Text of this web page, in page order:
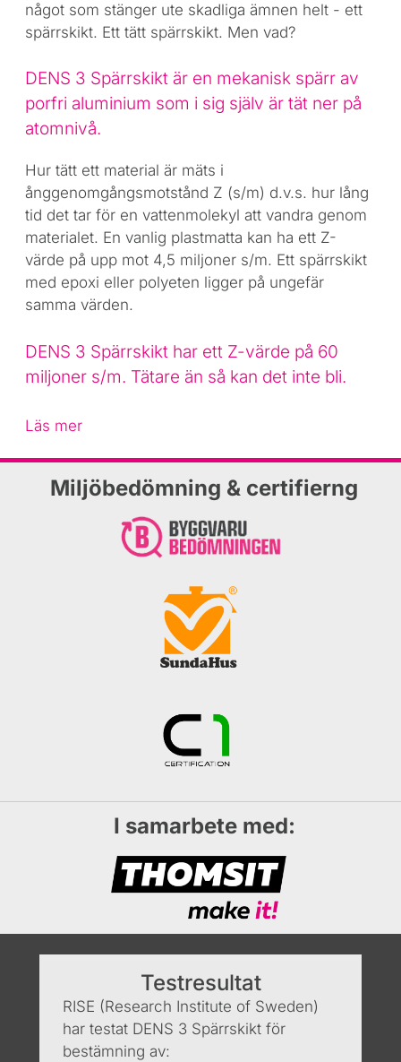
något som stänger ute skadliga ämnen helt - ett
spärrskikt. Ett tätt spärrskikt. Men vad?
DENS 3 Spärrskikt är en mekanisk spärr av
porfri aluminium som i sig själv är tät ner på
atomnivå.
Hur tätt ett material är mäts i
ånggenomgångsmotstånd Z (s/m) d.v.s. hur lång
tid det tar för en vattenmolekyl att vandra genom
materialet. En vanlig plastmatta kan ha ett Z-
värde på upp mot 4,5 miljoner s/m. Ett spärrskikt
med epoxi eller polyeten ligger på ungefär
samma värden.
DENS 3 Spärrskikt har ett Z-värde på 60
miljoner s/m. Tätare än så kan det inte bli.
Läs mer
Miljöbedömning & certifierng
I samarbete med:
Testresultat
RISE (Research Institute of Sweden)
har testat DENS 3 Spärrskikt för
bestämning av: